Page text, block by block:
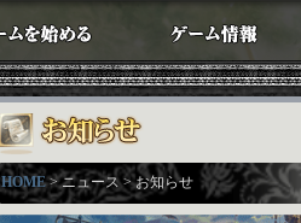
HOME> ニュース > お知らせ